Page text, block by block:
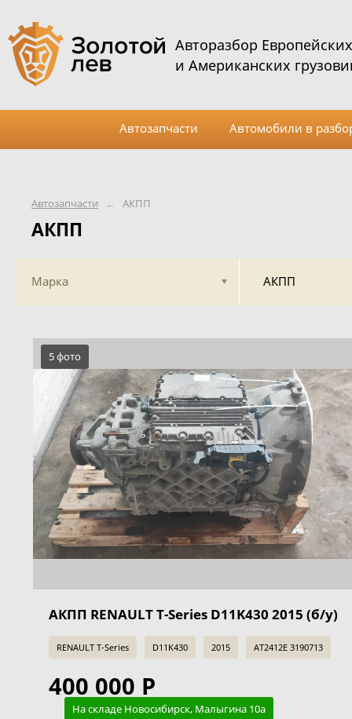
Автозапчасти ← АКПП
АКПП
Марка АКПП
5 фото
АКПП RENAULT T-Series D11K430 2015 (б/у)
RENAULT T-Series D11K430 2015 AT2412E 3190713
400 000 Р
На складе Новосибирск, Малыгина 10а
Авторазбор Европейских
и Американских
Автозапчасти Автомобили в